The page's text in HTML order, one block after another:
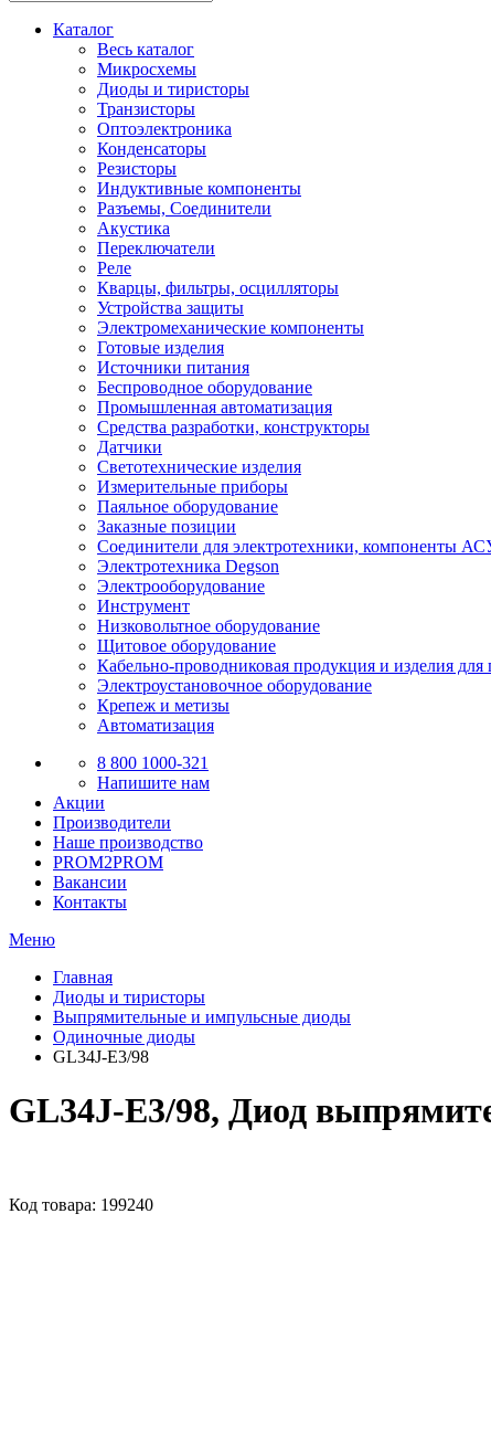
Каталог
Весь каталог
Микросхемы
Диоды и тиристоры
Транзисторы
Оптоэлектроника
Конденсаторы
Резисторы
Индуктивные компоненты
Разъемы, Соединители
Акустика
Переключатели
Реле
Кварцы, фильтры, осцилляторы
Устройства защиты
Электромеханические компоненты
Готовые изделия
Источники питания
Беспроводное оборудование
Промышленная автоматизация
Средства разработки, конструкторы
Датчики
Светотехнические изделия
Измерительные приборы
Паяльное оборудование
Заказные позиции
Соединители для электротехники, компоненты
Электротехника Degson
Электрооборудование
Инструмент
Низковольтное оборудование
Щитовое оборудование
Кабельно-проводниковая продукция и изделия для
Электроустановочное оборудование
Крепеж и метизы
Автоматизация
8 800 1000-321
Напишите нам
Акции
Производители
Наше производство
PROM2PROM
Вакансии
Контакты
Меню
Главная
Диоды и тиристоры
Выпрямительные и импульсные диоды
Одиночные диоды
GL34J-E3/98
GL34J-E3/98, Диод
Код товара: 199240